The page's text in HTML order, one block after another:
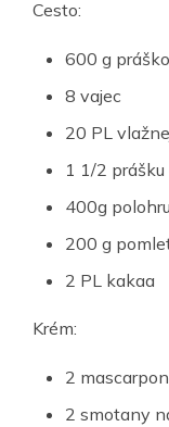
Cesto:
600 g
8 vajec
20 PL
1 1/2
400g
200 g
2 PL kakaa
Krém:
2
2 smotany